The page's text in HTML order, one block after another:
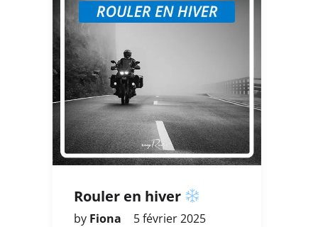
Rouler en hiver
by Fiona
5 février 2025